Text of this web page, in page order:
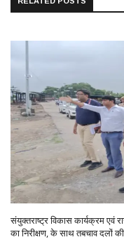
संयुक्तराष्ट्र विकास कार्यक्रम एवं
का निरीक्षण, के साथ तबचाव दलों